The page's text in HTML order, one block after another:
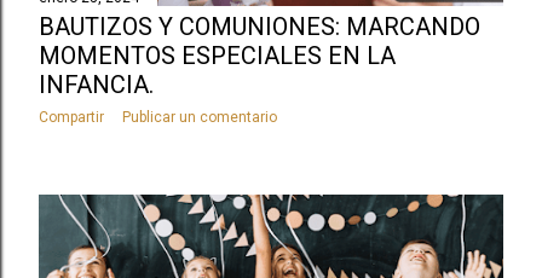
BAUTIZOS Y COMUNIONES: MARCANDO
MOMENTOS ESPECIALES EN LA
INFANCIA.
Compartir Publicar un comentario